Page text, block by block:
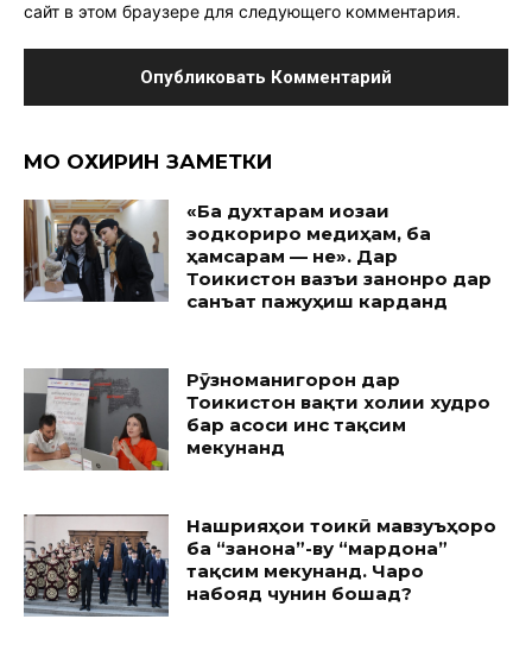
сайт в этом браузере для следующего комментария.
МО ОХИРИН ЗАМЕТКИ
«Ба духтарам иҷозаи
эҷодкориро медиҳам, ба
ҳамсарам — не». Дар
Тоҷикистон вазъи занонро дар
санъат пажуҳиш карданд
Рӯзноманигорон дар
Тоҷикистон вақти холии худро
бар асоси ҷинс тақсим
мекунанд
Нашрияҳои тоҷикӣ мавзуъҳоро
ба “занона”-ву “мардона”
тақсим мекунанд. Чаро
набояд чунин бошад?